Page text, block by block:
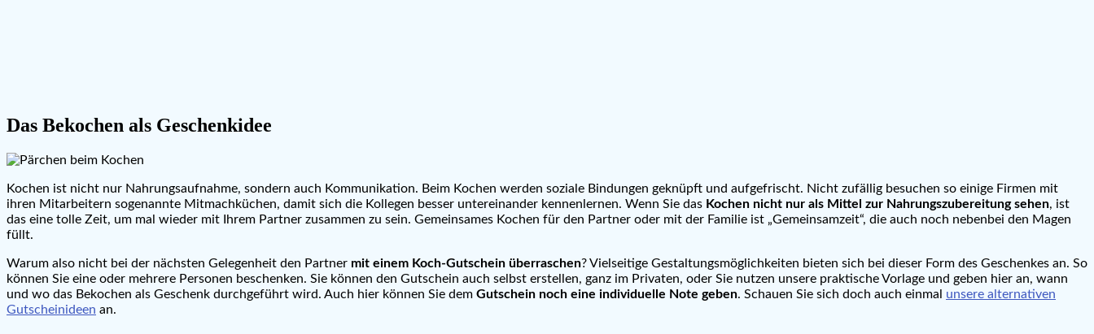
Das Bekochen als Geschenkidee
Kochen ist nicht nur Nahrungsaufnahme, sondern auch Kommunikation. Beim Kochen werden soziale Bindungen geknüpft und aufgefrischt. Nicht zufällig besuchen so einige Firmen mit
ihren Mitarbeitern sogenannte Mitmachküchen, damit sich die Kollegen besser untereinander kennenlernen. Wenn Sie das Kochen nicht nur als Mittel zur Nahrungszubereitung sehen, ist
das eine tolle Zeit, um mal wieder mit Ihrem Partner zusammen zu sein. Gemeinsames Kochen für den Partner oder mit der Familie ist „Gemeinsamzeit“, die auch noch nebenbei den Magen
füllt.
Warum also nicht bei der nächsten Gelegenheit den Partner mit einem Koch-Gutschein überraschen? Vielseitige Gestaltungsmöglichkeiten bieten sich bei dieser Form des Geschenkes an. So
können Sie eine oder mehrere Personen beschenken. Sie können den Gutschein auch selbst erstellen, ganz im Privaten, oder Sie nutzen unsere praktische Vorlage und geben hier an, wann
und wo das Bekochen als Geschenk durchgeführt wird. Auch hier können Sie dem Gutschein noch eine individuelle Note geben. Schauen Sie sich doch auch einmal unsere alternativen
Gutscheinideen an.